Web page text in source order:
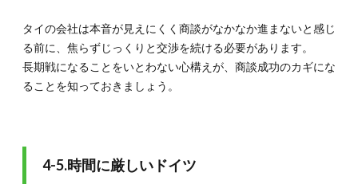
タイの会社は本音が見えにくく商談がなかなか進まないと感じ
る前に、焦らずじっくりと交渉を続ける必要があります。
長期戦になることをいとわない心構えが、商談成功のカギにな
ることを知っておきましょう。
4-5.時間に厳しいドイツ